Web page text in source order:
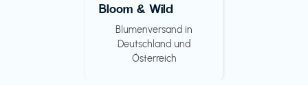
Bloom & Wild
Blumenversand in
Deutschland und
Österreich